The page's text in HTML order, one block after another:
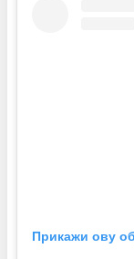
Прикажи ову